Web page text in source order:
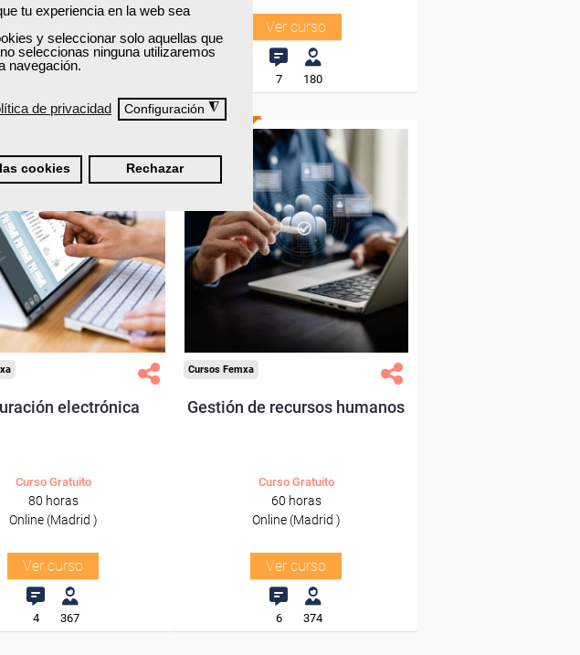
tu experiencia en la web sea
y seleccionar solo aquellas que
seleccionas ninguna utilizaremos
navegación.
de privacidad Configuración ◮
cookies Rechazar
Ver curso
7 180
Formación 100%
trabajadores y
de Madrid.
todos los sectores.
electrónica
Curso Gratuito
80 horas
Online (Madrid )
Ver curso
4 367
ONLINE
Formación 100%
subvencionada.
Para trabajadores y
autónomos de Madrid.
Para todos los sectores.
Cursos Femxa
Gestión de recursos humanos
Curso Gratuito
60 horas
Online (Madrid )
Ver curso
6 374